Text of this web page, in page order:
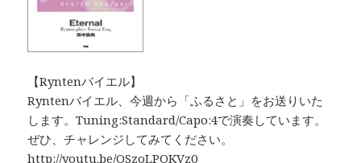
【Ryntenバイエル】
Ryntenバイエル、今週から「ふるさと」をお送りいた
します。Tuning:Standard/Capo:4で演奏しています。
ぜひ、チャレンジしてみてください。
http://youtu.be/OSzoLPOKVz0